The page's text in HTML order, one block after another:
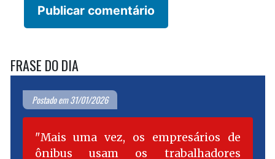
FRASE DO DIA
Postado em 31/01/2026
Mais uma vez, os empresários de
ônibus usam os trabalhadores